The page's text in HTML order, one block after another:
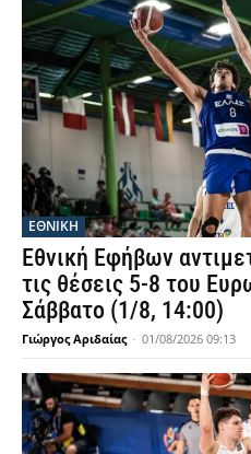
ΕΘΝΙΚΉ
Εθνική Εφήβων
τις θέσεις 5-8 του
Σάββατο (1/8, 14:00)
Γιώργος Αριδαίας - 01/08/2026 09:13